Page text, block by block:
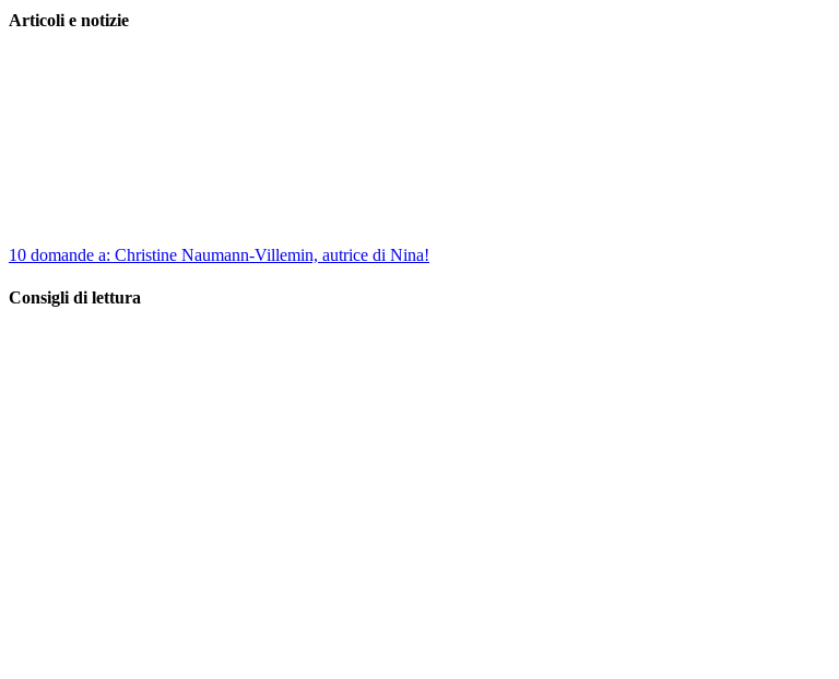
Articoli e notizie
10 domande a: Christine Naumann-Villemin, autrice di Nina!
Consigli di lettura